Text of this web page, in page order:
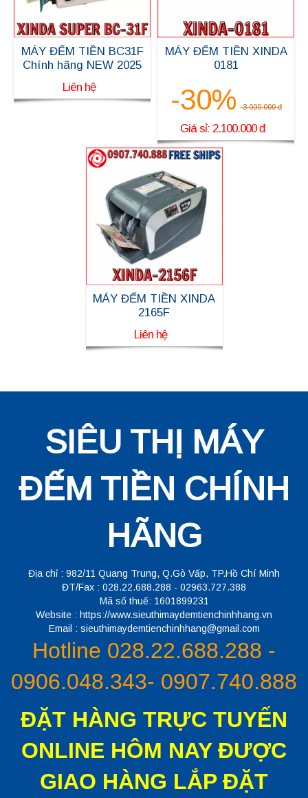
MÁY ĐẾM TIỀN BC31F
Chính hãng NEW 2025
Liên hệ
MÁY ĐẾM TIỀN XINDA
0181
-30% 3.000.000 đ
Giá sỉ: 2.100.000 đ
MÁY ĐẾM TIỀN XINDA
2165F
Liên hệ
SIÊU THỊ MÁY
ĐẾM TIỀN CHÍNH
HÃNG
Địa chỉ : 982/11 Quang Trung, Q.Gò Vấp, TP.Hồ Chí Minh
ĐT/Fax : 028.22.688.288 - 02963.727.388
Mã số thuế: 1601899231
Website : https://www.sieuthimaydemtienchinhhang.vn
Email : sieuthimaydemtienchinhhang@gmail.com
Hotline 028.22.688.288 -
0906.048.343- 0907.740.888
ĐẶT HÀNG TRỰC TUYẾN
ONLINE HÔM NAY ĐƯỢC
GIAO HÀNG LẮP ĐẶT